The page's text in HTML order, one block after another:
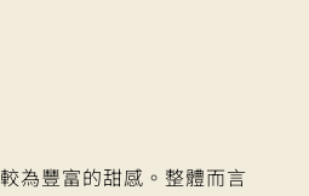
為豐富的甜感。整體而言